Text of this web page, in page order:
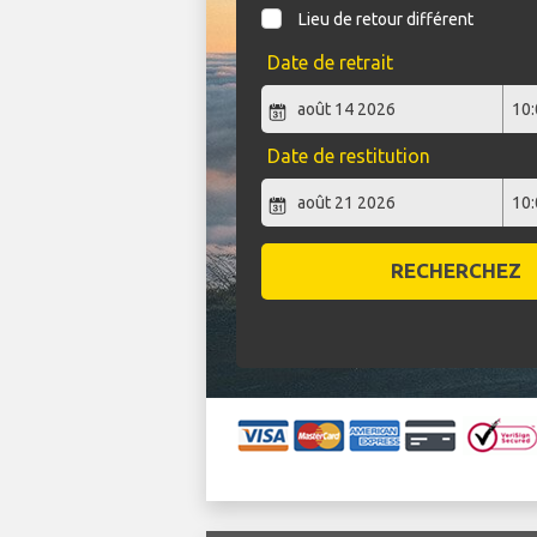
Lieu de retour différent
Date de retrait
Date de restitution
RECHERCHEZ